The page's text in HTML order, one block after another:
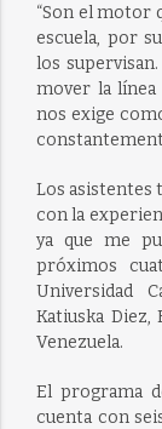
“Son el motor
escuela, por
los
mover la
nos exige
Los asistentes
con la
ya que me
próximos
Universidad
Katiuska Diez,
Venezuela.
El programa
cuenta con